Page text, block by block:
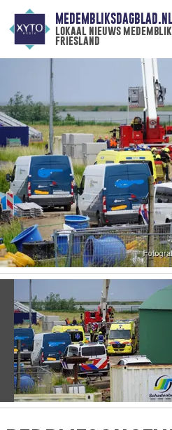
MEDEMBLIKSDAGBLAD.NL
lokaal nieuws
friesland
Vorige